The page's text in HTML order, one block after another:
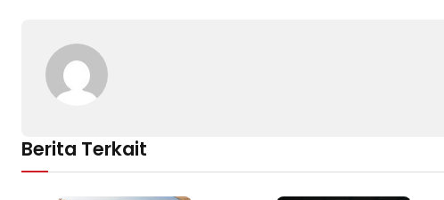
Berita Terkait